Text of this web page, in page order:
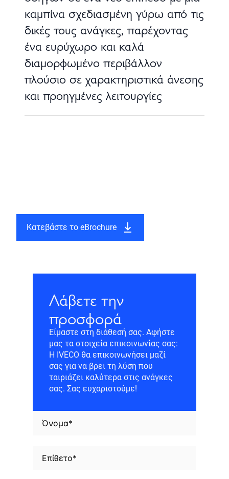
καμπίνα σχεδιασμένη γύρω από τις
δικές τους ανάγκες, παρέχοντας
ένα ευρύχωρο και καλά
διαμορφωμένο περιβάλλον
πλούσιο σε χαρακτηριστικά άνεσης
και προηγμένες λειτουργίες
Κατεβάστε το eBrochure
Λάβετε την
προσφορά
Είμαστε στη διάθεσή σας. Αφήστε
μας τα στοιχεία επικοινωνίας σας:
Η IVECO θα επικοινωνήσει μαζί
σας για να βρει τη λύση που
ταιριάζει καλύτερα στις ανάγκες
σας. Σας ευχαριστούμε!